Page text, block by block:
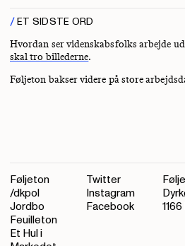
ET SIDSTE ORD
Hvordan ser videnskabsfolks arbejde
skal tro billederne.
Føljeton bakser videre på store
Føljeton
/dkpol
Jordbo
Feuilleton
Et Hul i
Twitter
Instagram
Facebook